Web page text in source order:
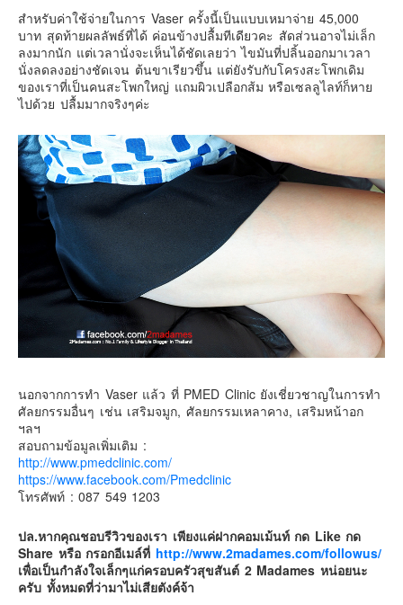
สำหรับค่าใช้จ่ายในการ Vaser ครั้งนี้เป็นแบบเหมาจ่าย 45,000
บาท สุดท้ายผลลัพธ์ที่ได้ ค่อนข้างปลื้มทีเดียวคะ สัดส่วนอาจไม่เล็ก
ลงมากนัก แต่เวลานั่งจะเห็นได้ชัดเลยว่า ไขมันที่ปลิ้นออกมาเวลา
นั่งลดลงอย่างชัดเจน ต้นขาเรียวขึ้น แต่ยังรับกับโครงสะโพกเดิม
ของเราที่เป็นคนสะโพกใหญ่ แถมผิวเปลือกส้ม หรือเซลลูไลท์ก็หาย
ไปด้วย ปลื้มมากจริงๆค่ะ
นอกจากการทำ Vaser แล้ว ที่ PMED Clinic ยังเชี่ยวชาญในการทำ
ศัลยกรรมอื่นๆ เช่น เสริมจมูก, ศัลยกรรมเหลาคาง, เสริมหน้าอก
ฯลฯ
สอบถามข้อมูลเพิ่มเติม :
http://www.pmedclinic.com/
https://www.facebook.com/Pmedclinic
โทรศัพท์ : 087 549 1203
ปล.หากคุณชอบรีวิวของเรา เพียงแค่ฝากคอมเม้นท์ กด Like กด
Share หรือ กรอกอีเมล์ที่ http://www.2madames.com/followus/
เพื่อเป็นกำลังใจเล็กๆแก่ครอบครัวสุขสันต์ 2 Madames หน่อยนะ
ครับ ทั้งหมดที่ว่ามาไม่เสียตังค์จ้า